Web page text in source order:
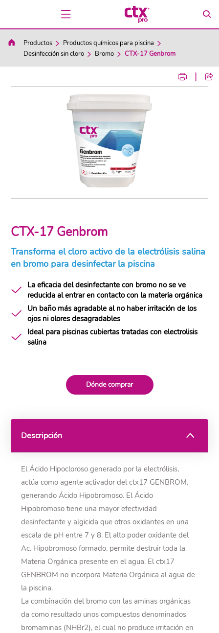
Productos
Productos químicos para piscina
Desinfección sin cloro
Bromo CTX-17 Genbrom
|
CTX-17 Genbrom
Transforma el cloro activo de la electrólisis salina
en bromo para desinfectar la piscina
La eficacia del desinfectante con bromo no se ve
reducida al entrar en contacto con la materia orgánica
Un baño más agradable al no haber irritación de los
ojos ni olores desagradables
Ideal para piscinas cubiertas tratadas con electrolisis
salina
Dónde comprar
Descripción
El Ácido Hipocloroso generado por la electrólisis,
actúa como agente activador del ctx17 GENBROM,
generando Ácido Hipobromoso. El Ácido
Hipobromoso tiene una mayor efectividad
desinfectante y algicida que otros oxidantes en una
escala de pH entre 7 y 8. El alto poder oxidante del
Ac. Hipobromoso formado, permite destruir toda la
Materia Orgánica presente en el agua. El ctx17
GENBROM no incorpora Materia Orgánica al agua de
la piscina.
La combinación del bromo con las aminas orgánicas
da como resultado unos compuestos denominados
bromaminas (NHBr2), el cual no produce irritación en